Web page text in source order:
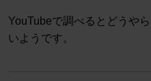
YouTubeで調べるとどうや
いようです。